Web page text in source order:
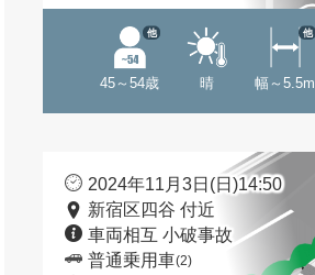
45～54歳
他
晴 幅～5.5m
他
2024年11月3日(日)14:50
新宿区四谷 付近
車両相互 小破事故
普通乗用車(2)